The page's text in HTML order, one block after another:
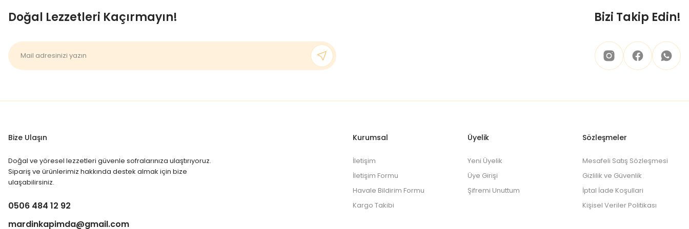
Web sitemizde yer alan bilgiler, bireyleri teşhis veya tedaviye yönlendirme amacı taşımamaktadır. Herhangi bir tanı ya da tedavi işlemi için mutlaka doktorunuza
Doğal Lezzetleri Kaçırmayın! Bizi Takip Edin!
Bize Ulaşın
Doğal ve yöresel lezzetleri güvenle sofralarınıza ulaştırıyoruz.
Sipariş ve ürünlerimiz hakkında destek almak için bize
ulaşabilirsiniz.
0506 484 12 92
mardinkapimda@gmail.com
Kurumsal
İletişim
İletişim Formu
Havale Bildirim Formu
Kargo Takibi
Üyelik
Yeni Üyelik
Üye Girişi
Şifremi Unuttum
Sözleşmeler
Mesafeli Satış Sözleşmesi
Gizlilik ve Güvenlik
İptal İade Koşullari
Kişisel Veriler Politikası